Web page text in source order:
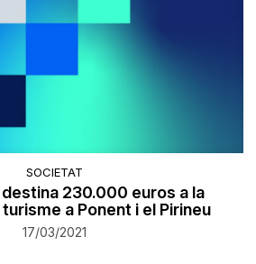
SOCIETAT
230.000 euros a la
a Ponent i el Pirineu
17/03/2021